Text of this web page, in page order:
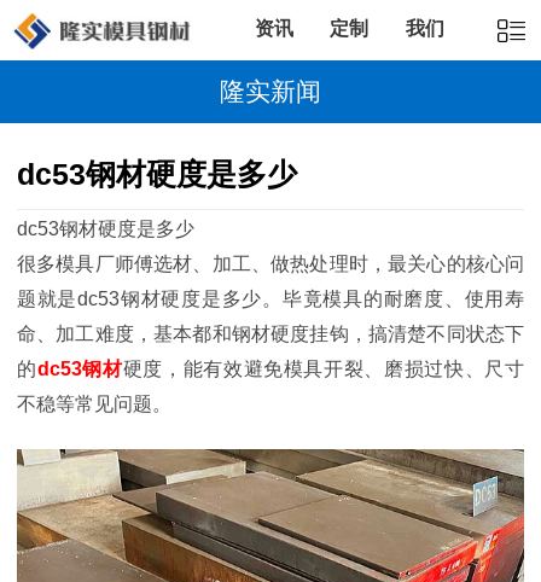
资讯 定制 我们
隆实新闻
dc53钢材硬度是多少
dc53钢材硬度是多少
很多模具厂师傅选材、加工、做热处理时，最关心的核心问
题就是dc53钢材硬度是多少。毕竟模具的耐磨度、使用寿
命、加工难度，基本都和钢材硬度挂钩，搞清楚不同状态下
的dc53钢材硬度，能有效避免模具开裂、磨损过快、尺寸
不稳等常见问题。